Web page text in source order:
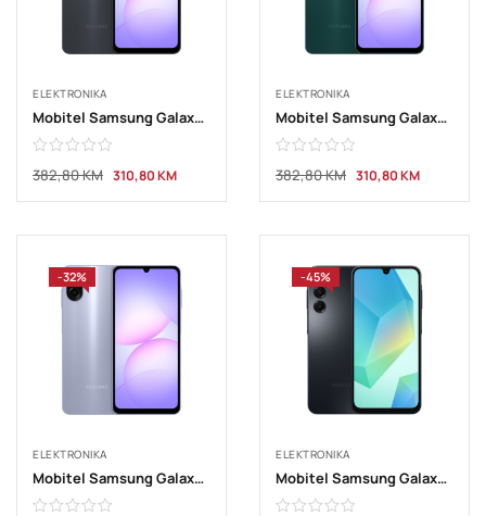
ELEKTRONIKA
Mobitel Samsung Galaxy A07 6GB 128GB Black
382,80KM 310,80KM
ELEKTRONIKA
Mobitel Samsung Galaxy A07 6GB 128GB Green
382,80KM 310,80KM
-32%
ELEKTRONIKA
Mobitel Samsung Galaxy A07 6GB 128GB Violet
-45%
ELEKTRONIKA
Mobitel Samsung Galaxy A16 4GB 128GB Dual Sim Black